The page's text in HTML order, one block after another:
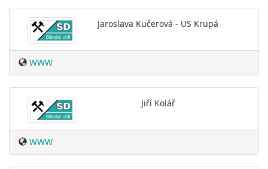
Jaroslava Kučerová - US Krupá
WWW
Jiří Kolář
WWW